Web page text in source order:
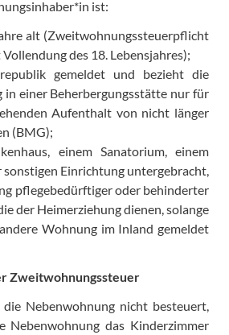
ist:
alt (Zweitwohnungssteuerpflicht
des 18. Lebensjahres);
gemeldet und bezieht die
in einer Beherbergungsstätte nur für
Aufenthalt von nicht länger
(BMG);
einem Sanatorium, einem
sonstigen Einrichtung untergebracht,
pflegebedürftiger oder behinderter
der Heimerziehung dienen, solange
Wohnung im Inland gemeldet
Zweitwohnungssteuer
Nebenwohnung nicht besteuert,
Nebenwohnung das Kinderzimmer